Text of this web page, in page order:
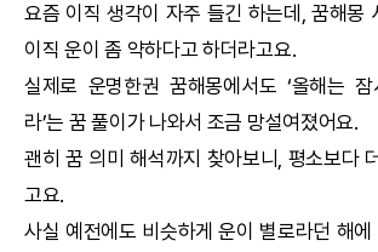
문의사항
요즘 이직 생각이 자주 들긴 하는데,꿈해몽
이직 운이 좀 약하다고 하더라고요.
실제로 운명한권 꿈해몽에서도 ‘올해는
라’는 꿈 풀이가 나와서 조금 망설여졌어요.
괜히 꿈 의미 해석까지 찾아보니, 평소보다
고요.
사실 예전에도 비슷하게 운이 별로라던 해